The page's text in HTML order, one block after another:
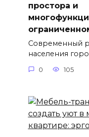
простора и
Современный
населения
0 105